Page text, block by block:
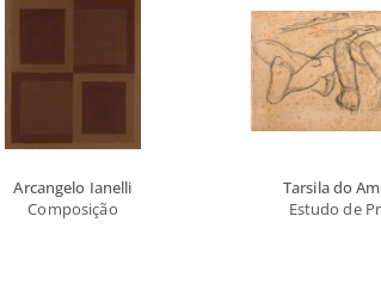
Arcangelo Ianelli
Composição
Tarsila do
Estudo de